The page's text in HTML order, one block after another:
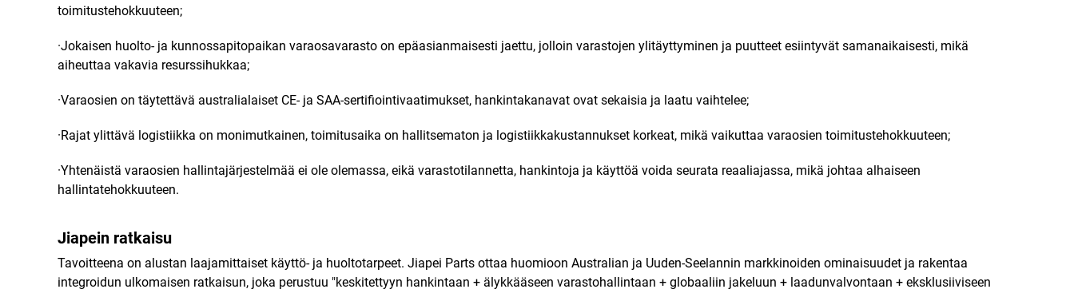
toimitustehokkuuteen;
·Jokaisen huolto- ja kunnossapitopaikan varaosavarasto on epäasianmaisesti jaettu, jolloin varastojen ylitäyttyminen ja puutteet esiintyvät samanaikaisesti, mikä
aiheuttaa vakavia resurssihukkaa;
·Varaosien on täytettävä australialaiset CE- ja SAA-sertifiointivaatimukset, hankintakanavat ovat sekaisia ja laatu vaihtelee;
·Rajat ylittävä logistiikka on monimutkainen, toimitusaika on hallitsematon ja logistiikkakustannukset korkeat, mikä vaikuttaa varaosien toimitustehokkuuteen;
·Yhtenäistä varaosien hallintajärjestelmää ei ole olemassa, eikä varastotilannetta, hankintoja ja käyttöä voida seurata reaaliajassa, mikä johtaa alhaiseen
hallintatehokkuuteen.
Jiapein ratkaisu
Tavoitteena on alustan laajamittaiset käyttö- ja huoltotarpeet. Jiapei Parts ottaa huomioon Australian ja Uuden-Seelannin markkinoiden ominaisuudet ja rakentaa
integroidun ulkomaisen ratkaisun, joka perustuu "keskitettyyn hankintaan + älykkääseen varastohallintaan + globaaliin jakeluun + laadunvalvontaan + eksklusiiviseen